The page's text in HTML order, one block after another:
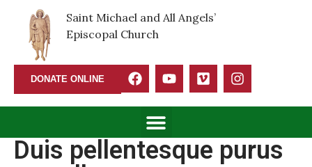
Saint Michael and All Angels’
Episcopal Church
DONATE ONLINE
Duis pellentesque purus